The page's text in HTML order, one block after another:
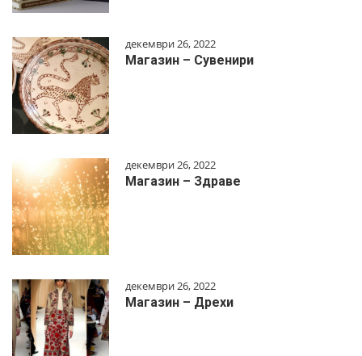
декември 26, 2022
Магазин – Сувенири
декември 26, 2022
Магазин – Здраве
декември 26, 2022
Магазин – Дрехи